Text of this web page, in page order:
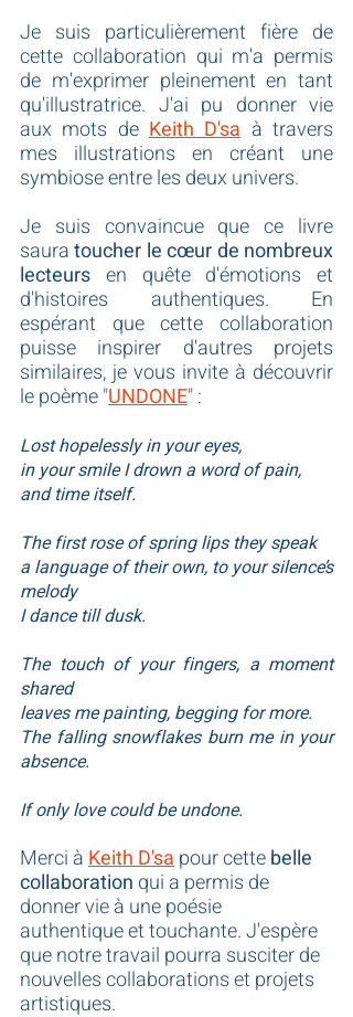
Je suis particulièrement fière de
cette collaboration qui m'a permis
de m'exprimer pleinement en tant
qu'illustratrice. J'ai pu donner vie
aux mots de Keith D'sa à travers
mes illustrations en créant une
symbiose entre les deux univers.
Je suis convaincue que ce livre
saura toucher le cœur de nombreux
lecteurs en quête d'émotions et
d'histoires authentiques. En
espérant que cette collaboration
puisse inspirer d'autres projets
similaires, je vous invite à découvrir
le poème "UNDONE" :
Lost hopelessly in your eyes,
in your smile I drown a word of pain,
and time itself.
The first rose of spring lips they speak
a language of their own, to your silence’s
melody
I dance till dusk.
The touch of your fingers, a moment
shared
leaves me painting, begging for more.
The falling snowflakes burn me in your
absence.
If only love could be undone.
Merci à Keith D'sa pour cette belle
collaboration qui a permis de
donner vie à une poésie
authentique et touchante. J'espère
que notre travail pourra susciter de
nouvelles collaborations et projets
artistiques.